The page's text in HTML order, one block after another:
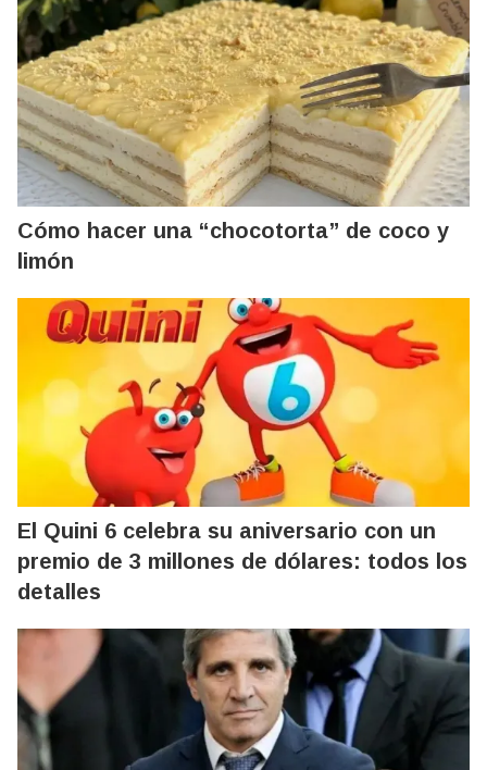
Cómo hacer una “chocotorta” de coco y
limón
El Quini 6 celebra su aniversario con un
premio de 3 millones de dólares: todos los
detalles